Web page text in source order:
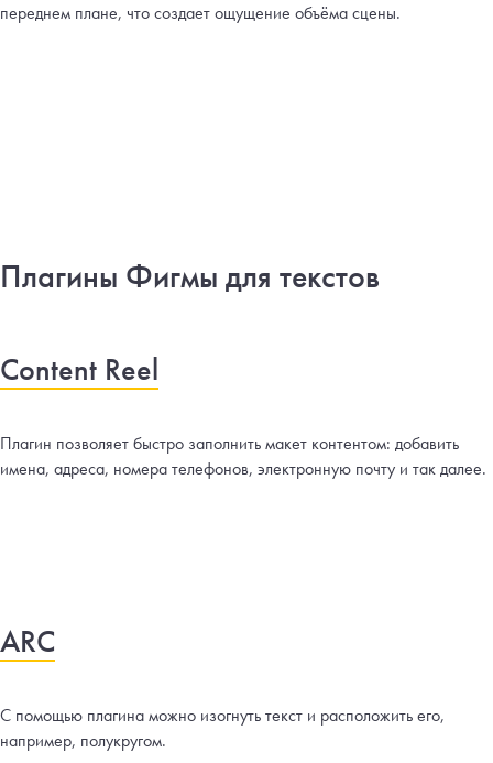
переднем плане, что создает ощущение объёма сцены.
Плагины Фигмы для текстов
Content Reel
Плагин позволяет быстро заполнить макет контентом: добавить
имена, адреса, номера телефонов, электронную почту и так далее.
ARC
С помощью плагина можно изогнуть текст и расположить его,
например, полукругом.